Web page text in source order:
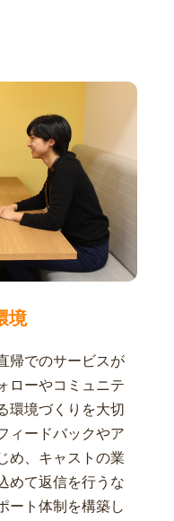
境
帰でのサービスが
ローやコミュニテ
環境づくりを大切
ィードバックやア
め、キャストの業
めて返信を行うな
ート体制を構築し